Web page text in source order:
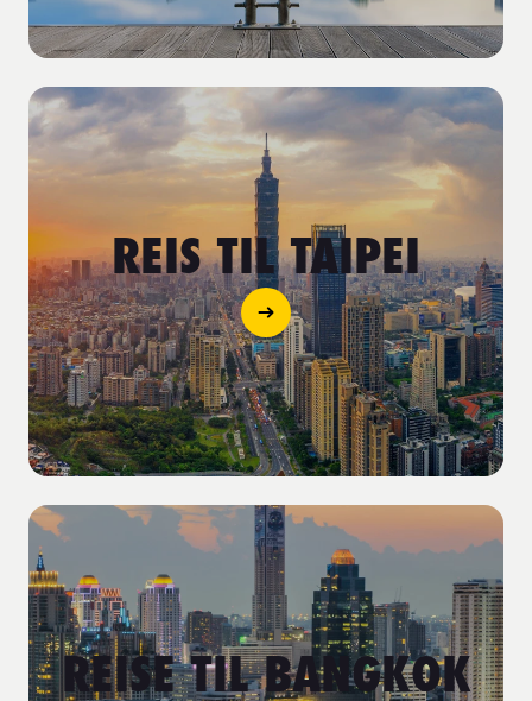
REIS TIL TAIPEI
REISE TIL BANGKOK